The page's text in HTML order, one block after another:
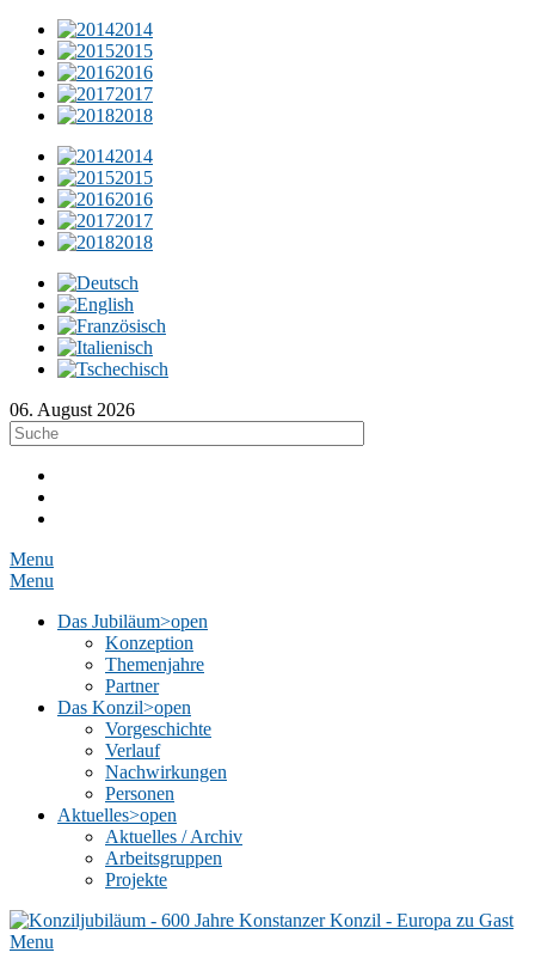
2014
2015
2016
2017
2018
2014
2015
2016
2017
2018
06. August 2026
Menu
Menu
Das Jubiläum>open
Konzeption
Themenjahre
Partner
Das Konzil>open
Vorgeschichte
Verlauf
Nachwirkungen
Personen
Aktuelles>open
Aktuelles / Archiv
Arbeitsgruppen
Projekte
Menu